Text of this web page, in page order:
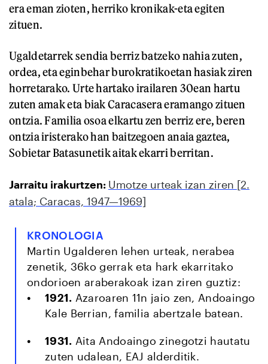
era eman zioten, herriko kronikak-eta egiten
zituen.
Ugaldetarrek sendia berriz batzeko nahia zuten,
ordea, eta eginbehar burokratikoetan hasiak ziren
horretarako. Urte hartako irailaren 30ean hartu
zuten amak eta biak Caracasera eramango zituen
ontzia. Familia osoa elkartu zen berriz ere, beren
ontzia iristerako han baitzegoen anaia gaztea,
Sobietar Batasunetik aitak ekarri berritan.
Jarraitu irakurtzen: Umotze urteak izan ziren [2.
atala; Caracas, 1947—1969]
KRONOLOGIA
Martin Ugalderen lehen urteak, nerabea
zenetik, 36ko gerrak eta hark ekarritako
ondorioen araberakoak izan ziren guztiz:
1921. Azaroaren 11n jaio zen, Andoaingo
Kale Berrian, familia abertzale batean.
1931. Aita Andoaingo zinegotzi hautatu
zuten udalean, EAJ alderditik.